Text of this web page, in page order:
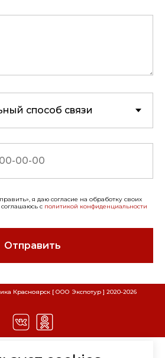
я даю согласие на обработку своих
с политикой конфиденциальности
Отправить
ООО "СТРОИТЕЛЬНАЯ
ООО "Строительная
Керамика"
ООО "ЭКСПОТУР"
ООО "Экспотур"
Красноярск [ ООО Экспотур ] 2020-2026